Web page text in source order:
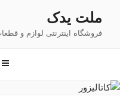
محتوا
ملت یدک
فروشگاه اینترنتی لوازم و